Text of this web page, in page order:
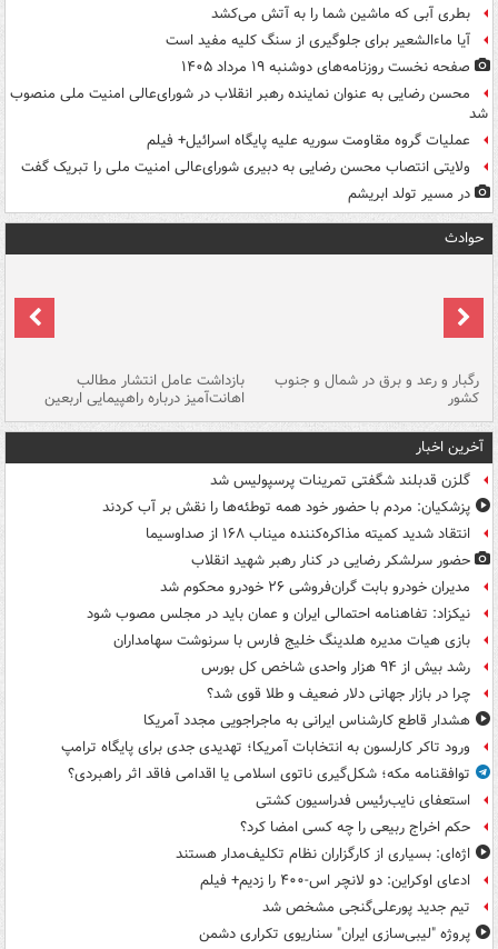
بطری آبی که ماشین شما را به آتش می‌کشد
آیا ماءالشعیر برای جلوگیری از سنگ کلیه مفید است
صفحه نخست روزنامه‌های دوشنبه ۱۹ مرداد ۱۴۰۵
محسن رضایی به عنوان نماینده رهبر انقلاب در شورای‌عالی امنیت ملی منصوب
شد
عملیات گروه مقاومت سوریه علیه پایگاه اسرائیل+ فیلم
ولایتی انتصاب محسن رضایی به دبیری شورای‌عالی امنیت ملی را تبریک گفت
در مسیر تولد ابریشم
حوادث
رگبار و رعد و برق در شمال و جنوب
کشور
بازداشت عامل انتشار مطالب
اهانت‌آمیز درباره راهپیمایی اربعین
آخرین اخبار
گلزن قدبلند شگفتی تمرینات پرسپولیس شد
پزشکیان: مردم با حضور خود همه توطئه‌ها را نقش بر آب کردند
انتقاد شدید کمیته مذاکره‌کننده میناب ۱۶۸ از صداوسیما
حضور سرلشکر رضایی در کنار رهبر شهید انقلاب
مدیران خودرو بابت گران‌فروشی ۲۶ خودرو محکوم شد
نیکزاد: تفاهنامه احتمالی ایران و عمان باید در مجلس مصوب شود
بازی هیات مدیره هلدینگ خلیج فارس با سرنوشت سهامداران
رشد بیش از ۹۴ هزار واحدی شاخص کل بورس
چرا در بازار جهانی دلار ضعیف و طلا قوی شد؟
هشدار قاطع کارشناس ایرانی به ماجراجویی مجدد آمریکا
ورود تاکر کارلسون به انتخابات آمریکا؛ تهدیدی جدی برای پایگاه ترامپ
توافقنامه مکه؛ شکل‌گیری ناتوی اسلامی یا اقدامی فاقد اثر راهبردی؟
استعفای نایب‌رئیس فدراسیون کشتی
حکم اخراج ربیعی را چه کسی امضا کرد؟
اژه‌ای: بسیاری از کارگزاران نظام تکلیف‌مدار هستند
ادعای اوکراین: دو لانچر اس-۴۰۰ را زدیم+ فیلم
تیم جدید پورعلی‌گنجی مشخص شد
پروژه "لیبی‌سازی ایران" سناریوی تکراری دشمن